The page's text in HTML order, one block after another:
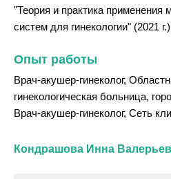
"Теория и практика применения
систем для гинекологии" (2021 г.)
Опыт работы
Врач-акушер-гинеколог,
гинекологическая больница,
Врач-акушер-гинеколог, Сеть
Кондрашова Инна